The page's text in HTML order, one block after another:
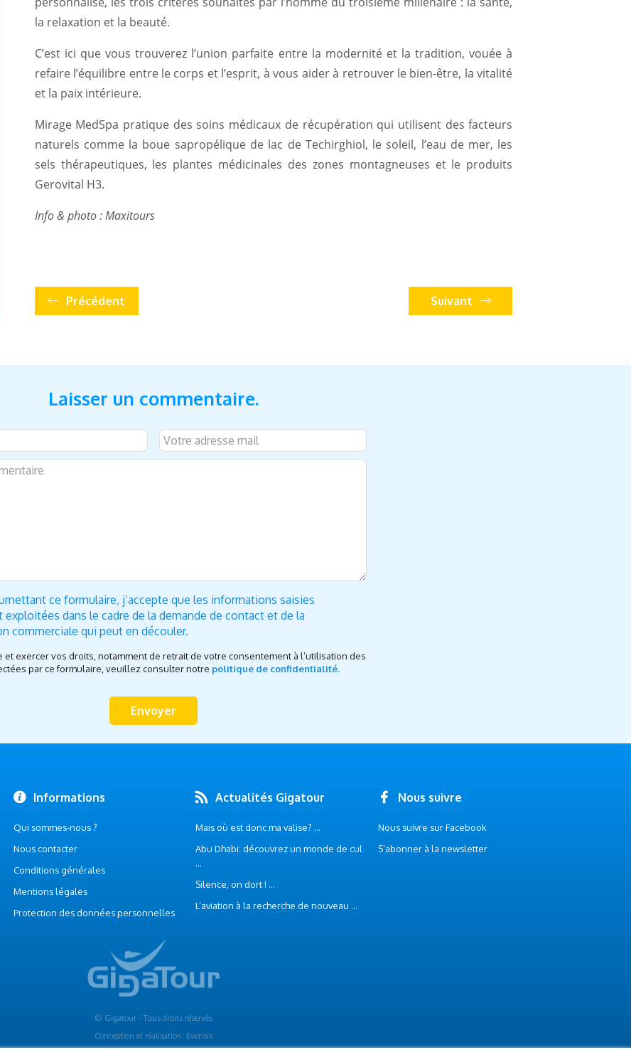
la relaxation et la beauté.
C’est ici que vous trouverez l’union parfaite entre la modernité et la tradition, vouée à
refaire l’équilibre entre le corps et l’esprit, à vous aider à retrouver le bien-être, la vitalité
et la paix intérieure.
Mirage MedSpa pratique des soins médicaux de récupération qui utilisent des facteurs
naturels comme la boue sapropélique de lac de Techirghiol, le soleil, l’eau de mer, les
sels thérapeutiques, les plantes médicinales des zones montagneuses et le produits
Gerovital H3.
Info & photo : Maxitours
Précédent Suivant
Laisser un commentaire.
ce formulaire, j’accepte que les informations saisies
exploitées dans le cadre de la demande de contact et de la
commerciale qui peut en découler.
et exercer vos droits, notamment de retrait de votre consentement à l’utilisation des
par ce formulaire, veuillez consulter notre politique de confidentialité.
Informations
Qui sommes-nous ?
Nous contacter
Conditions générales
Mentions légales
Protection des données personnelles
Actualités Gigatour
Mais où est donc ma valise? ...
Abu Dhabi: découvrez un monde de cul
...
Silence, on dort ! ...
L’aviation à la recherche de nouveau ...
Nous suivre
Nous suivre sur Facebook
S’abonner à la newsletter
© Gigatour - Tous droits réservés
Conception et réalisation: Evensis